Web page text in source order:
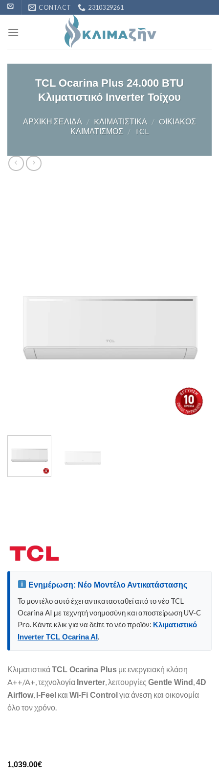
Skip
to
content
CONTACT 2310329261
TCL Ocarina Plus 24.000 BTU
Κλιματιστικό Inverter Τοίχου
ΑΡΧΙΚΉ ΣΕΛΊΔΑ / KΛΙΜΑΤΙΣΤΙΚΆ / OΙΚΙΑΚΌΣ
ΚΛΙΜΑΤΙΣΜΌΣ / TCL
Ενημέρωση: Νέο Μοντέλο Αντικατάστασης
Το μοντέλο αυτό έχει αντικατασταθεί από το νέο TCL
Ocarina AI με τεχνητή νοημοσύνη και αποστείρωση UV-C
Pro. Κάντε κλικ για να δείτε το νέο προϊόν: Κλιματιστικό
Inverter TCL Ocarina AI.
ΚλιματιστικάTCL Ocarina Plus με ενεργειακή κλάση
A++/A+, τεχνολογία Inverter , λειτουργίες Gentle Wind 4D
Airflow, I-Feel και Wi-Fi Control για άνεση και οικονομία
όλο τον χρόνο.
1,039.00€